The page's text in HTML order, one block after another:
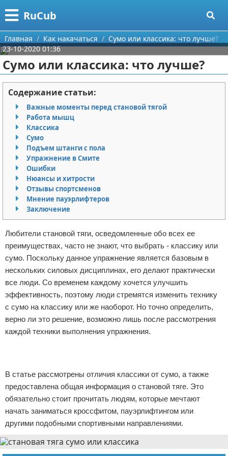
RuCub
Меню
Главная
Категории
Аэробика
Разное про спорт
Баскетбол
Бодибилдинг
Конный спорт
Экстримальный спорт
Футбол
Боевые виды искусства
Как накачаться
Теннис
Легкая атлетика
Водный спорт
Йога и пилатес
Хоккей
Волейбол
Детский спорт
Поиск
О проекте
Контакты
Сотрудничество
Размещение рекламы
Для правообладателей
Условия предоставления информации
Отказ от ответственности
Главная Как накачаться
Сумо или классика: что лучше?
23-10-2020 01:36
Сумо или классика: что лучше?
Содержание статьи:
Важные моменты перед становой тягой
Работа мышц
Классика
Сумо
Подъем штанги с пола
Упражнение в Смите
Ошибки
Нюансы и хитрости
Отзывы спортсменов
Мнение пауэрлифтеров
Заключение
Любители становой тяги, осведомленные обо всех ее
преимуществах, часто не знают, что выбрать - классику или
сумо. Поскольку данное упражнение является базовым в
нескольких силовых дисциплинах, его делают практически
все люди. Со временем каждому хочется улучшить
эффективность, поэтому люди стремятся изменить технику
с сумо на классику или же наоборот. Но точно определить,
верно ли это решение, возможно лишь после рассмотрения
каждой техники выполнения упражнения.
В статье рассмотрены отличия классики от сумо, а также
предоставлена общая информация о становой тяге. Это
обязательно стоит прочитать людям, которые мечтают
начать заниматься кроссфитом, пауэрлифтингом или
другими подобными спортивными направлениями.